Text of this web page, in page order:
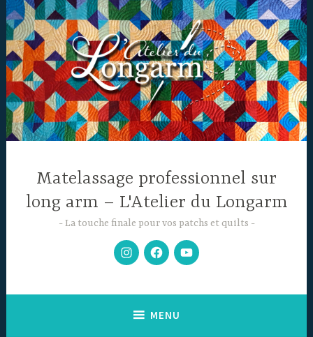
Accéder
au
contenu
principal
Matelassage professionnel sur
long arm – L'Atelier du Longarm
La touche finale pour vos patchs et quilts
Mon
Instagram
Facebook
Chaine
YouTube
MENU